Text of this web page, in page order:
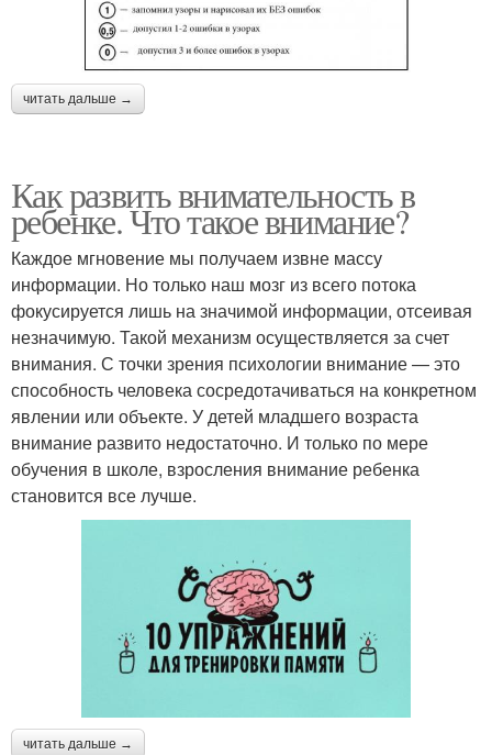
читать дальше →
Как развить внимательность в
ребенке. Что такое внимание?
Каждое мгновение мы получаем извне массу
информации. Но только наш мозг из всего потока
фокусируется лишь на значимой информации, отсеивая
незначимую. Такой механизм осуществляется за счет
внимания. С точки зрения психологии внимание — это
способность человека сосредотачиваться на конкретном
явлении или объекте. У детей младшего возраста
внимание развито недостаточно. И только по мере
обучения в школе, взросления внимание ребенка
становится все лучше.
читать дальше →